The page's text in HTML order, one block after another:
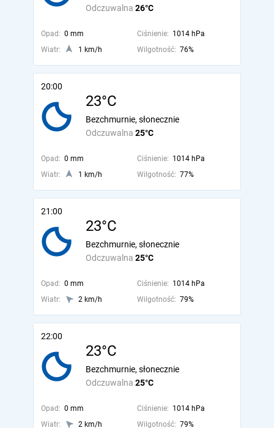
Odczuwalna 26°C
Opad: 0 mm Ciśnienie: 1014 hPa
Wiatr:
1 km/h Wilgotność: 76%
20:00
23°C
Odczuwalna 25°C
Bezchmurnie, słonecznie
Opad: 0 mm Ciśnienie: 1014 hPa
Wiatr:
1 km/h Wilgotność: 77%
21:00
23°C
Odczuwalna 25°C
Bezchmurnie, słonecznie
Opad: 0 mm Ciśnienie: 1014 hPa
Wiatr:
2 km/h Wilgotność: 79%
22:00
23°C
Odczuwalna 25°C
Bezchmurnie, słonecznie
Opad: 0 mm Ciśnienie: 1014 hPa
Wiatr:
2 km/h Wilgotność: 79%